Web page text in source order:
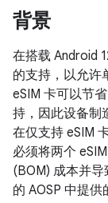
背景
在搭载 Android
的支持，以允许
eSIM 卡可以节
持，因此设备制
在仅支持 eSIM
必须将两个
(BOM) 成本并
的 AOSP 中提供